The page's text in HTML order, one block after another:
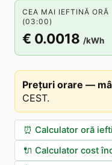
CEA MAI IEFTINĂ ORĂ
(03:00)
€ 0.0018 /kWh
Prețuri orare —
CEST.
⏰ Calculator oră
🔌 Calculator cost